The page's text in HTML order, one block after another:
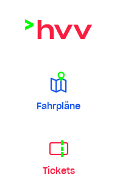
Fahrpläne
Tickets